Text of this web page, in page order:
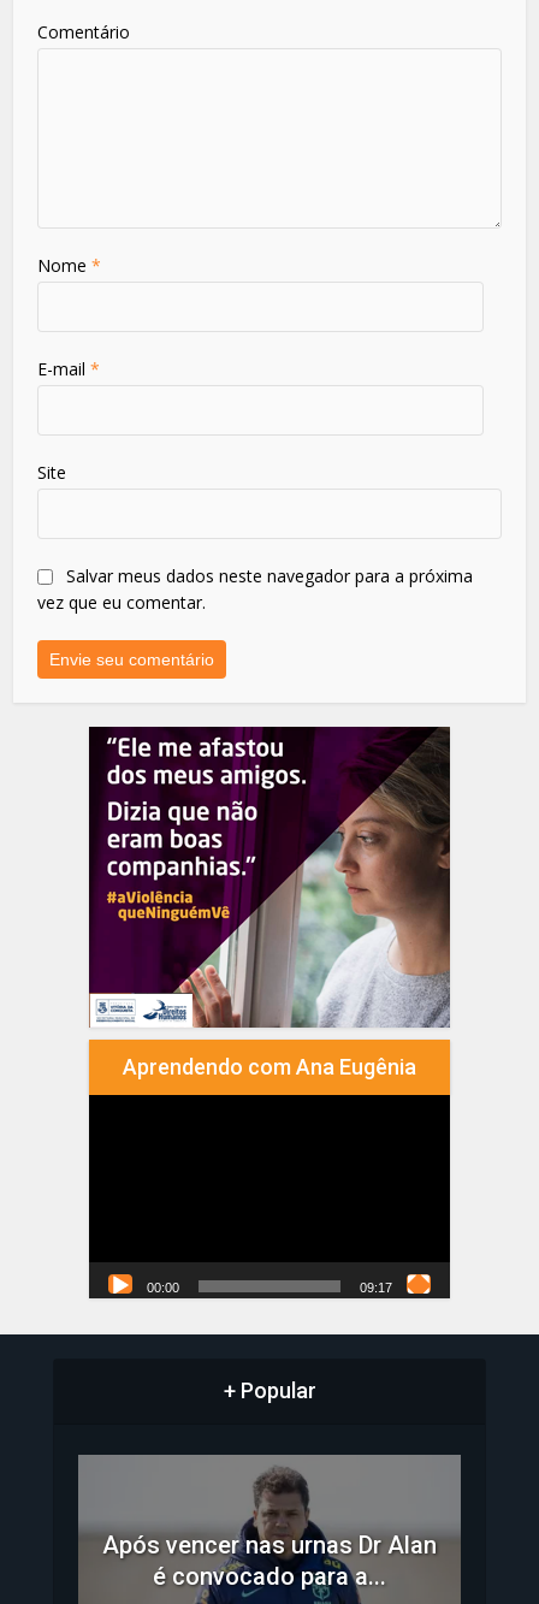
Comentário
Nome*
E-mail*
Site
Salvar meus dados neste navegador para a próxima
vez que eu comentar.
Aprendendo com Ana Eugênia
00:00 09:17
+ Popular
Após vencer nas urnas Dr Alan
é convocado para a...